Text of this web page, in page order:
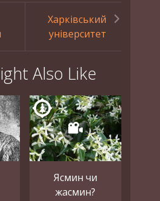
Харківський
університет
Also Like
Ясмин чи
жасмин?